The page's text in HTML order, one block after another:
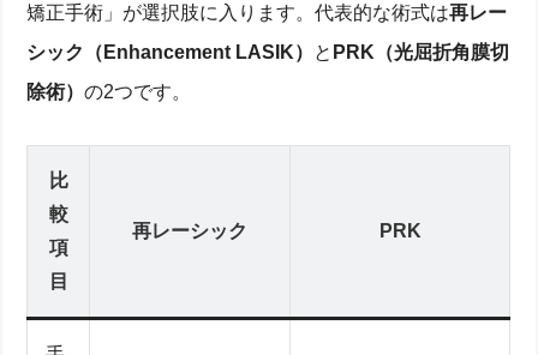
矯正手術」が選択肢に入ります。代表的な術式は再レー
シック（Enhancement LASIK） と PRK（光屈折角膜切
除術）の2つです。
比
較
項
目
再レーシック PRK